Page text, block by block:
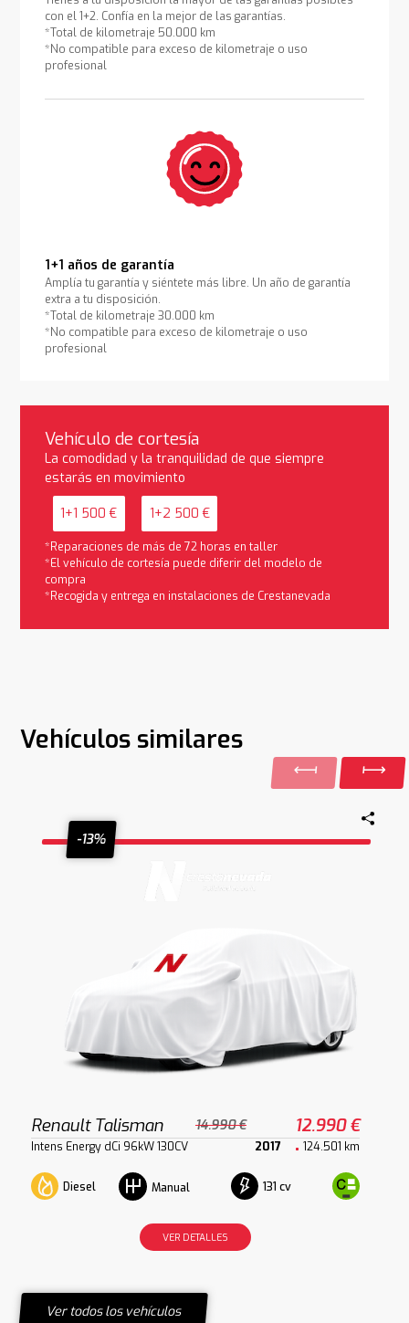
con el 1+2. Confía en la mejor de las garantías.
*Total de kilometraje 50.000 km
*No compatible para exceso de kilometraje o uso
profesional
1+1 años de garantía
Amplía tu garantía y siéntete más libre. Un año de garantía
extra a tu disposición.
*Total de kilometraje 30.000 km
*No compatible para exceso de kilometraje o uso
profesional
Vehículo de cortesía
La comodidad y la tranquilidad de que siempre
estarás en movimiento
1+1 500 € 1+2 500 €
*Reparaciones de más de 72 horas en taller
*El vehículo de cortesía puede diferir del modelo de
compra
*Recogida y entrega en instalaciones de Crestanevada
Vehículos similares
-13%
Renault Talisman 14.990 € 12.990 €
Intens Energy dCi 96kW 130CV 2017 124.501 km
Diesel Manual 131 cv
VER DETALLES
Ver todos los vehículos